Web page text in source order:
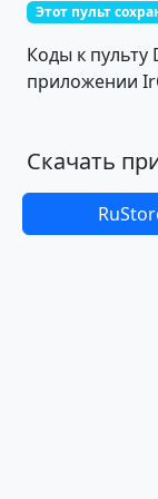
Этот пульт
Коды к
приложении
Скачать